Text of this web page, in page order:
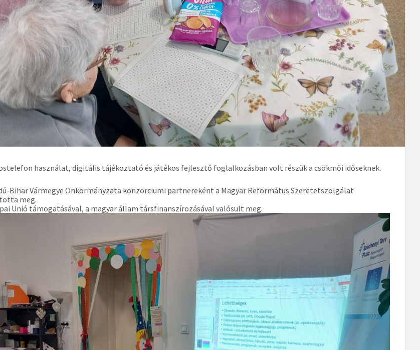
használat, digitális tájékoztató és játékos fejlesztő foglalkozásban volt részük a csökmői időseknek.
Bihar Vármegye Önkormányzata konzorciumi partnereként a Magyar Református Szeretetszolgálat
meg.
Unió támogatásával, a magyar állam társfinanszírozásával valósult meg.